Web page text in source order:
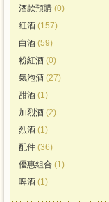
酒款預購 (0)
紅酒 (157)
白酒 (59)
粉紅酒 (0)
氣泡酒 (27)
甜酒 (1)
加烈酒 (2)
烈酒 (1)
配件 (36)
優惠組合 (1)
啤酒 (1)